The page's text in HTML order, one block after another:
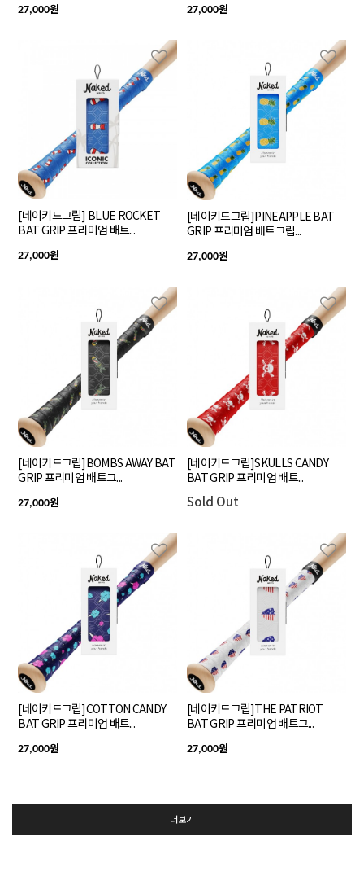
27,000원 27,000원
[네이키드그립] BLUE ROCKET
BAT GRIP 프리미엄 배트...
27,000원
[네이키드그립]PINEAPPLE BAT
GRIP 프리미엄 배트그립...
27,000원
[네이키드그립]BOMBS AWAY BAT
GRIP 프리미엄 배트그...
27,000원
[네이키드그립]SKULLS CANDY
BAT GRIP 프리미엄 배트...
Sold Out
[네이키드그립]COTTON CANDY
BAT GRIP 프리미엄 배트...
27,000원
[네이키드그립]THE PATRIOT
BAT GRIP 프리미엄 배트그...
27,000원
더보기